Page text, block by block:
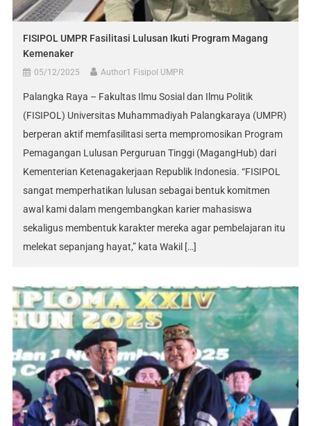
FISIPOL UMPR Fasilitasi Lulusan Ikuti Program Magang
Kemenaker
05/12/2025 Author1 Fisipol UMPR
Palangka Raya – Fakultas Ilmu Sosial dan Ilmu Politik
(FISIPOL) Universitas Muhammadiyah Palangkaraya (UMPR)
berperan aktif memfasilitasi serta mempromosikan Program
Pemagangan Lulusan Perguruan Tinggi (MagangHub) dari
Kementerian Ketenagakerjaan Republik Indonesia. “FISIPOL
sangat memperhatikan lulusan sebagai bentuk komitmen
awal kami dalam mengembangkan karier mahasiswa
sekaligus membentuk karakter mereka agar pembelajaran itu
melekat sepanjang hayat,” kata Wakil […]